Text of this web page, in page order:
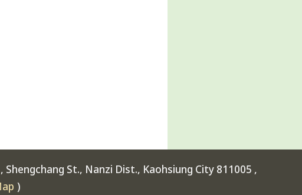
Shengchang St., Nanzi Dist., Kaohsiung City 811005 ,
)